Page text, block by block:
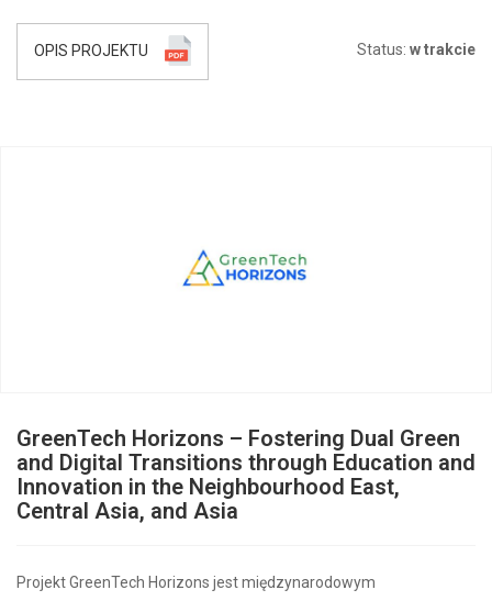
OPIS PROJEKTU Status: w trakcie
GreenTech Horizons – Fostering Dual Green
and Digital Transitions through Education and
Innovation in the Neighbourhood East,
Central Asia, and Asia
Projekt GreenTech Horizons jest międzynarodowym